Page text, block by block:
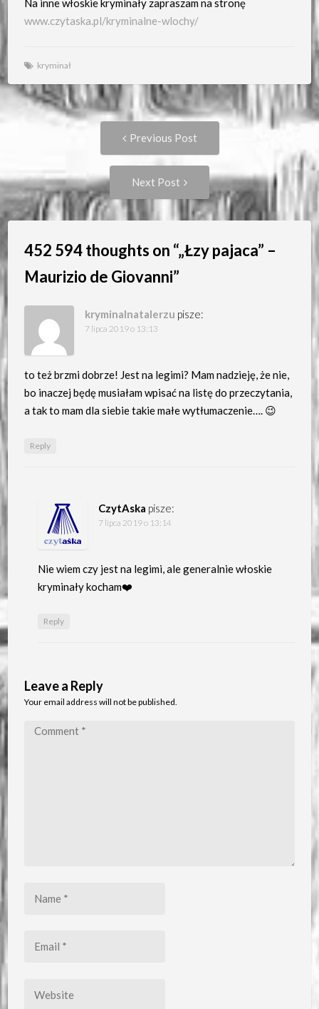
Na inne włoskie kryminały zapraszam na stronę
www.czytaska.pl/kryminalne-wlochy/
kryminał
navigation
Previous Post
Previous
Next Post
Next
Post:
452 594 thoughts on “„Łzy pajaca” –
Maurizio de Giovanni”
kryminalnatalerzu pisze:
7 lipca 2019 o 13:13
to też brzmi dobrze! Jest na legimi? Mam nadzieję, że nie,
bo inaczej będę musiałam wpisać na listę do przeczytania,
a tak to mam dla siebie takie małe wytłumaczenie…. 😉
Reply
CzytAska pisze:
7 lipca 2019 o 13:14
Nie wiem czy jest na legimi, ale generalnie włoskie
kryminały kocham❤️
Reply
Leave a Reply
Your email address will not be published.
Comment